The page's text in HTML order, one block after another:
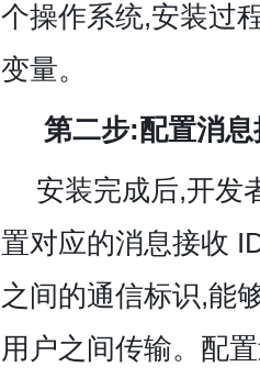
个操作系统,安装过
变量。
第二步:配置消
安装完成后,开发
置对应的消息接收
之间的通信标识,能
用户之间传输。配